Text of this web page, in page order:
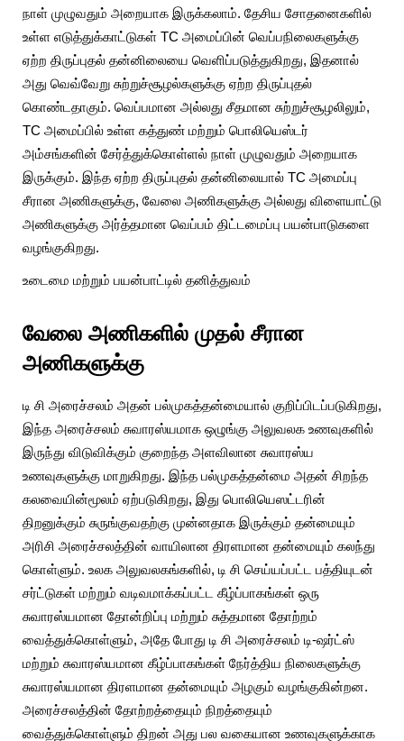
நாள் முழுவதும் அறையாக இருக்கலாம். தேசிய சோதனைகளில்
உள்ள எடுத்துக்காட்டுகள் TC அமைப்பின் வெப்பநிலைகளுக்கு
ஏற்ற திருப்புதல் தன்னிலையை வெளிப்படுத்துகிறது, இதனால்
அது வெவ்வேறு சுற்றுச்சூழல்களுக்கு ஏற்ற திருப்புதல்
கொண்டதாகும். வெப்பமான அல்லது சீதமான சுற்றுச்சூழலிலும்,
TC அமைப்பில் உள்ள கத்துண் மற்றும் பொலியெஸ்டர்
அம்சங்களின் சேர்த்துக்கொள்ளல் நாள் முழுவதும் அறையாக
இருக்கும். இந்த ஏற்ற திருப்புதல் தன்னிலையால் TC அமைப்பு
சீரான அணிகளுக்கு, வேலை அணிகளுக்கு அல்லது விளையாட்டு
அணிகளுக்கு அர்த்தமான வெப்பம் திட்டமைப்பு பயன்பாடுகளை
வழங்குகிறது.
உடைமை மற்றும் பயன்பாட்டில் தனித்துவம்
வேலை அணிகளில் முதல் சீரான
அணிகளுக்கு
டி சி அரைச்சலம் அதன் பல்முகத்தன்மையால் குறிப்பிடப்படுகிறது,
இந்த அரைச்சலம் சுவாரஸ்யமாக ஒழுங்கு அலுவலக உணவுகளில்
இருந்து விடுவிக்கும் குறைந்த அளவிலான சுவாரஸ்ய
உணவுகளுக்கு மாறுகிறது. இந்த பல்முகத்தன்மை அதன் சிறந்த
கலவையின்மூலம் ஏற்படுகிறது, இது பொலியெஸட்டரின்
திறனுக்கும் சுருங்குவதற்கு முன்னதாக இருக்கும் தன்மையும்
அரிசி அரைச்சலத்தின் வாயிலான திரளமான தன்மையும் கலந்து
கொள்ளும். உலக அலுவலகங்களில், டி சி செய்யப்பட்ட பத்தியுடன்
சர்ட்டுகள் மற்றும் வடிவமாக்கப்பட்ட கீழ்ப்பாகங்கள் ஒரு
சுவாரஸ்யமான தோன்றிப்பு மற்றும் சுத்தமான தோற்றம்
வைத்துக்கொள்ளும், அதே போது டி சி அரைச்சலம் டி-ஷர்ட்ஸ்
மற்றும் சுவாரஸ்யமான கீழ்ப்பாகங்கள் நேர்த்திய நிலைகளுக்கு
சுவாரஸ்யமான திரளமான தன்மையும் அழகும் வழங்குகின்றன.
அரைச்சலத்தின் தோற்றத்தையும் நிறத்தையும்
வைத்துக்கொள்ளும் திறன் அது பல வகையான உணவுகளுக்காக